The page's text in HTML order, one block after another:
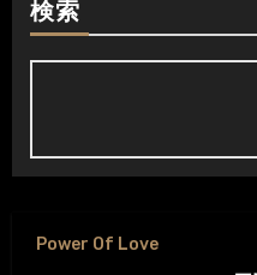
検索
Power Of Love